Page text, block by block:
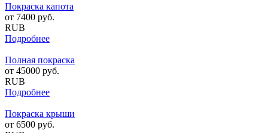
Покраска капота
от 7400 руб.
RUB
Подробнее
Полная покраска
от 45000 руб.
RUB
Подробнее
Покраска крыши
от 6500 руб.